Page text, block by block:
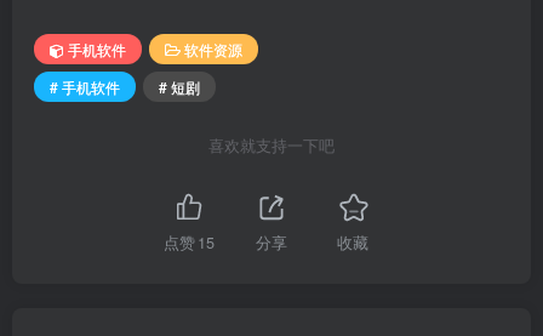
手机软件
软件资源
# 手机软件
# 短剧
喜欢就支持一下吧
点赞15 分享 收藏